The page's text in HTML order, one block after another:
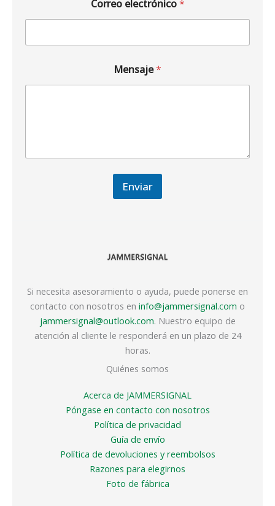
Correo electrónico*
Mensaje*
Enviar
Si necesita asesoramiento o ayuda, puede ponerse en
contacto con nosotros en info@jammersignal.com o
jammersignal@outlook.com. Nuestro equipo de
atención al cliente le responderá en un plazo de 24
horas.
Quiénes somos
Acerca de JAMMERSIGNAL
Póngase en contacto con nosotros
Política de privacidad
Guía de envío
Política de devoluciones y reembolsos
Razones para elegirnos
Foto de fábrica